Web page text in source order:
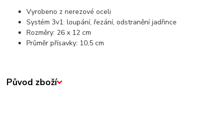
Vyrobeno z nerezové oceli
Systém 3v1: loupání, řezání, odstranění jadřince
Rozměry: 26 x 12 cm
Průměr přísavky: 10,5 cm
Původ zboží